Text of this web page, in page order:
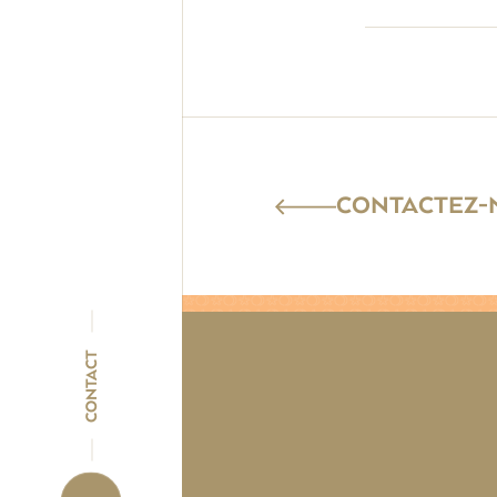
CONTACT
CONTACTEZ-